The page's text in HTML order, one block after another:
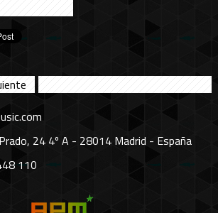
24 4º A - 28014 Madrid - España
110